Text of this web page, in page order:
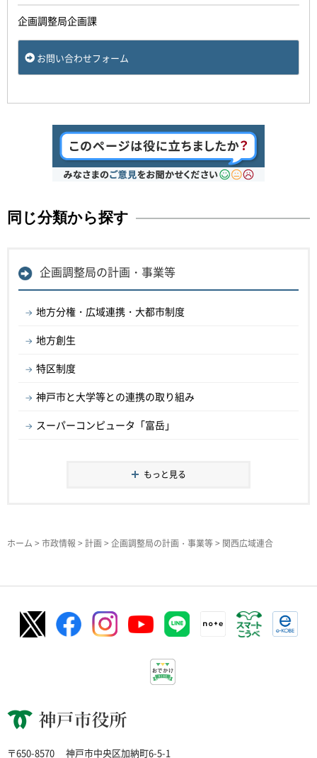
企画調整局企画課
お問い合わせフォーム
同じ分類から探す
企画調整局の計画・事業等
地方分権・広域連携・大都市制度
地方創生
特区制度
神戸市と大学等との連携の取り組み
スーパーコンピュータ「富岳」
もっと見る
ホーム > 市政情報 > 計画> 企画調整局の計画・事業等> 関西広域連合
神戸市役所
〒650-8570 神戸市中央区加納町6-5-1